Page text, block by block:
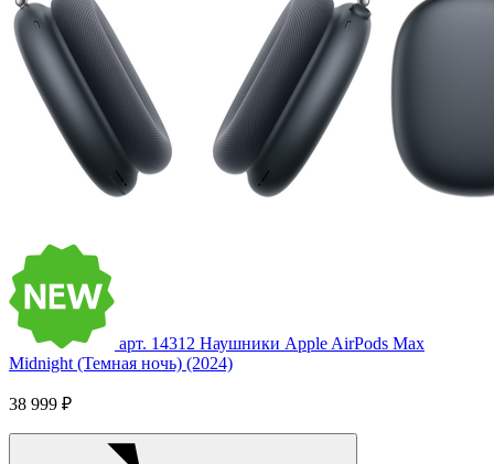
арт. 14312 Наушники Apple AirPods Max
Midnight (Темная ночь) (2024)
38 999 ₽